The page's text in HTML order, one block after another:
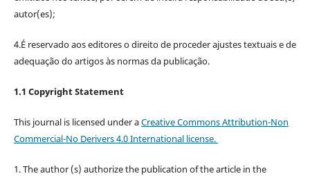
autor(es);
4.É reservado aos editores o direito de proceder ajustes textuais e de
adequação do artigos às normas da publicação.
1.1 Copyright Statement
This journal is licensed under aCreative Commons Attribution-Non
Commercial-No Derivers 4.0 International license.
1. The author (s) authorize the publication of the article in the